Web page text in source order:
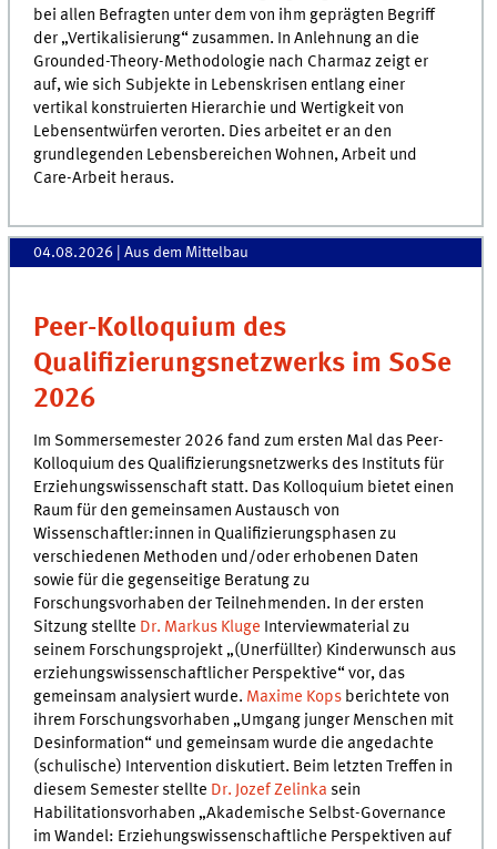
bei allen Befragten unter dem von ihm geprägten Begriff
der „Vertikalisierung“ zusammen. In Anlehnung an die
Grounded-Theory-Methodologie nach Charmaz zeigt er
auf, wie sich Subjekte in Lebenskrisen entlang einer
vertikal konstruierten Hierarchie und Wertigkeit von
Lebensentwürfen verorten. Dies arbeitet er an den
grundlegenden Lebensbereichen Wohnen, Arbeit und
Care-Arbeit heraus.
04.08.2026 | Aus dem Mittelbau
Peer-Kolloquium des
Qualifizierungsnetzwerks im SoSe
2026
Im Sommersemester 2026 fand zum ersten Mal das Peer-
Kolloquium des Qualifizierungsnetzwerks des Instituts für
Erziehungswissenschaft statt. Das Kolloquium bietet einen
Raum für den gemeinsamen Austausch von
Wissenschaftler:innen in Qualifizierungsphasen zu
verschiedenen Methoden und/oder erhobenen Daten
sowie für die gegenseitige Beratung zu
Forschungsvorhaben der Teilnehmenden. In der ersten
Sitzung stellte Dr. Markus Kluge Interviewmaterial zu
seinem Forschungsprojekt „(Unerfüllter) Kinderwunsch aus
erziehungswissenschaftlicher Perspektive“ vor, das
gemeinsam analysiert wurde. Maxime Kops berichtete von
ihrem Forschungsvorhaben „Umgang junger Menschen mit
Desinformation“ und gemeinsam wurde die angedachte
(schulische) Intervention diskutiert. Beim letzten Treffen in
diesem Semester stellte Dr. Jozef Zelinka sein
Habilitationsvorhaben „Akademische Selbst-Governance
im Wandel: Erziehungswissenschaftliche Perspektiven auf